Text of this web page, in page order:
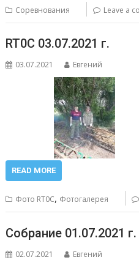
Соревнования Leave a
RT0C 03.07.2021 г.
03.07.2021 Евгений
READ MORE
Фото RT0C, Фотогалерея
Собрание 01.07.2021 г.
02.07.2021 Евгений